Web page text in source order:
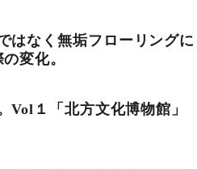
はなく無垢フローリング
変化。
Vol１「北方文化博物館」